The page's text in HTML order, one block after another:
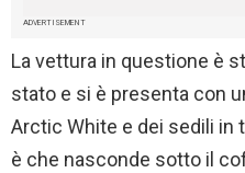
ADVERTISEMENT
La vettura in questione è
stato e si è presenta con
Arctic White e dei sedili in
è che nasconde sotto il